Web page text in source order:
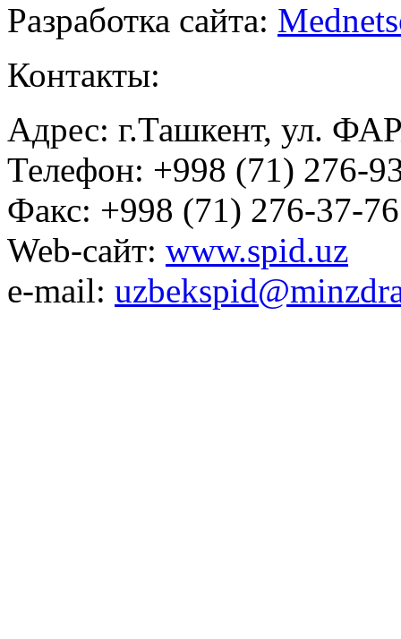
Разработка сайта:
Контакты:
Адрес: г.Ташкент, ул.
Телефон: +998 (71) 276-
Факс: +998 (71) 276-37-76
Web-сайт: www.spid.uz
e-mail: